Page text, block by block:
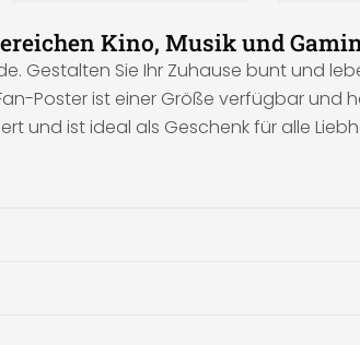
Kino, Musik und
Gestalten Sie Ihr Zuhause bunt und
Poster ist einer Größe verfügbar und
und ist ideal als Geschenk für alle